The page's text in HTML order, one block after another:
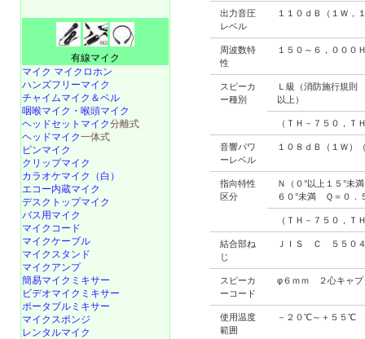
出力音圧
レベル
１１０ｄＢ（１Ｗ
周波数特
性
１５０～６，００
スピーカ
ー種別
Ｌ級（消防施行規則
以上）
（ＴＨ－７５０，Ｔ
音響パワ
ーレベル
１０８ｄＢ（１Ｗ）
指向特性
区分
Ｎ（０°以上１５°未
６０°未満 Ｑ＝０．
（ＴＨ－７５０，Ｔ
結合部ね
じ
ＪＩＳ Ｃ ５５０
スピーカ
ーコード
φ６ｍｍ ２心キャプ
使用温度
範囲
－２０℃～＋５５℃
有線マイク
マイク マイクロホン
ハンズフリーマイク
チャイムマイク＆ベル
咽喉マイク・喉頭マイク
ヘッドセットマイク分離式
ヘッドマイク一体式
ピンマイク
クリップマイク
カラオケマイク（白）
エコー内蔵マイク
デスクトップマイク
バス用マイク
マイクコード
マイクケーブル
マイクスタンド
マイクアンプ
簡易マイクミキサー
ビデオマイクミキサー
ポータブルミキサー
マイクスポンジ
レンタルマイク